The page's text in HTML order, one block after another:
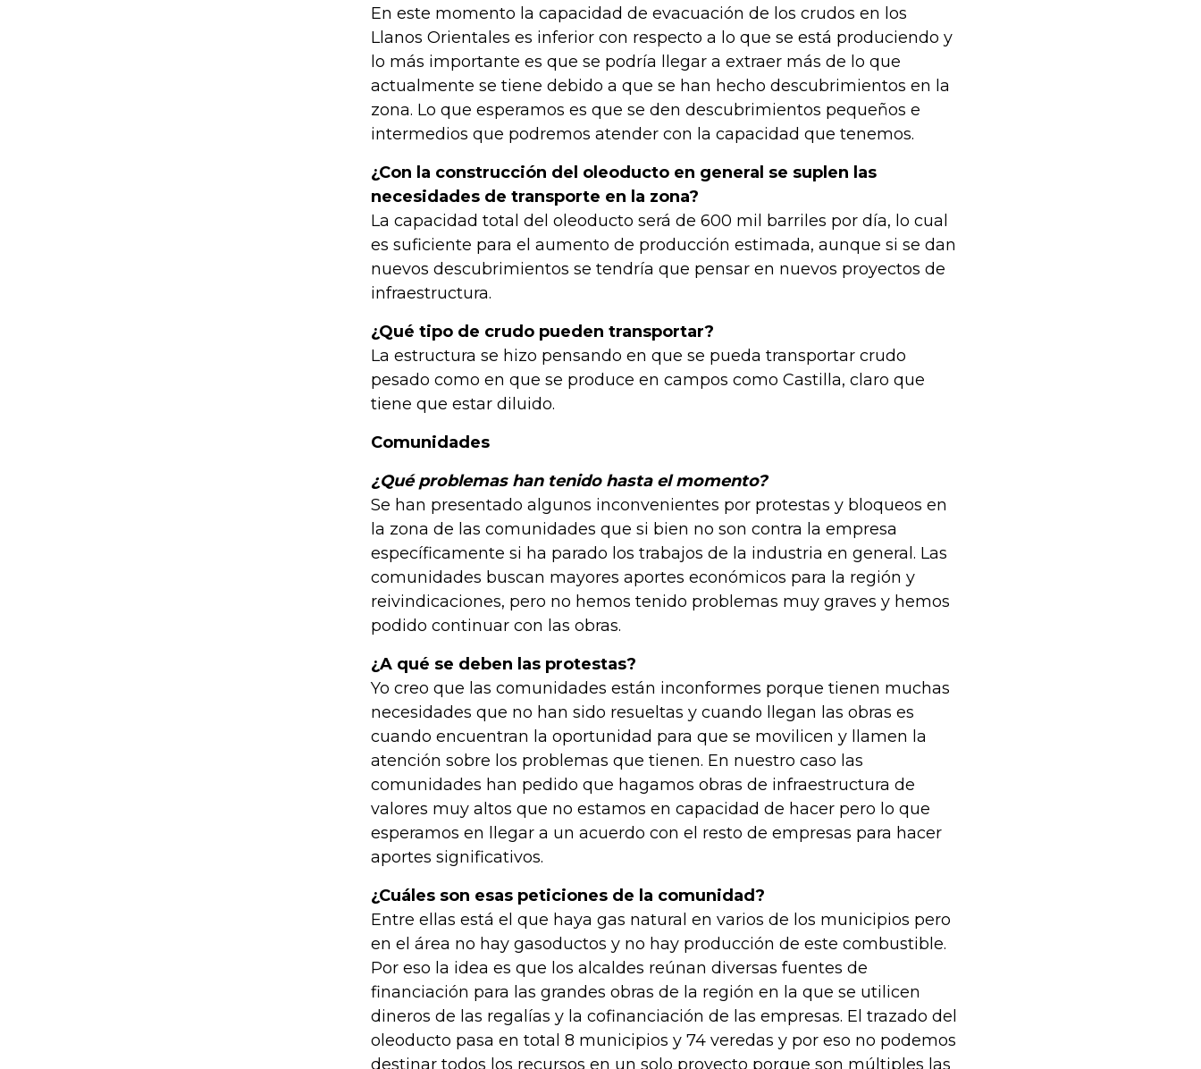
En este momento la capacidad de evacuación de los crudos en los
Llanos Orientales es inferior con respecto a lo que se está produciendo y
lo más importante es que se podría llegar a extraer más de lo que
actualmente se tiene debido a que se han hecho descubrimientos en la
zona. Lo que esperamos es que se den descubrimientos pequeños e
intermedios que podremos atender con la capacidad que tenemos.
¿Con la construcción del oleoducto en general se suplen las
necesidades de transporte en la zona?
La capacidad total del oleoducto será de 600 mil barriles por día, lo cual
es suficiente para el aumento de producción estimada, aunque si se dan
nuevos descubrimientos se tendría que pensar en nuevos proyectos de
infraestructura.
¿Qué tipo de crudo pueden transportar?
La estructura se hizo pensando en que se pueda transportar crudo
pesado como en que se produce en campos como Castilla, claro que
tiene que estar diluido.
Comunidades
¿Qué problemas han tenido hasta el momento?
Se han presentado algunos inconvenientes por protestas y bloqueos en
la zona de las comunidades que si bien no son contra la empresa
específicamente si ha parado los trabajos de la industria en general. Las
comunidades buscan mayores aportes económicos para la región y
reivindicaciones, pero no hemos tenido problemas muy graves y hemos
podido continuar con las obras.
¿A qué se deben las protestas?
Yo creo que las comunidades están inconformes porque tienen muchas
necesidades que no han sido resueltas y cuando llegan las obras es
cuando encuentran la oportunidad para que se movilicen y llamen la
atención sobre los problemas que tienen. En nuestro caso las
comunidades han pedido que hagamos obras de infraestructura de
valores muy altos que no estamos en capacidad de hacer pero lo que
esperamos en llegar a un acuerdo con el resto de empresas para hacer
aportes significativos.
¿Cuáles son esas peticiones de la comunidad?
Entre ellas está el que haya gas natural en varios de los municipios pero
en el área no hay gasoductos y no hay producción de este combustible.
Por eso la idea es que los alcaldes reúnan diversas fuentes de
financiación para las grandes obras de la región en la que se utilicen
dineros de las regalías y la cofinanciación de las empresas. El trazado del
oleoducto pasa en total 8 municipios y 74 veredas y por eso no podemos
destinar todos los recursos en un solo proyecto porque son múltiples las